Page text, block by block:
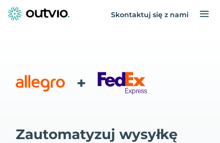
Skontaktuj się z nami
+
Zautomatyzuj wysyłkę